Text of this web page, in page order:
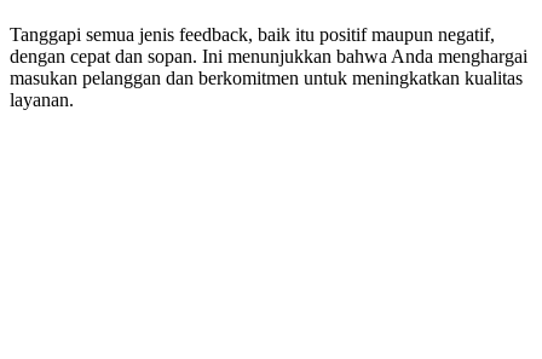
Tanggapi semua jenis feedback, baik itu positif maupun negatif,
dengan cepat dan sopan. Ini menunjukkan bahwa Anda menghargai
masukan pelanggan dan berkomitmen untuk meningkatkan kualitas
layanan.